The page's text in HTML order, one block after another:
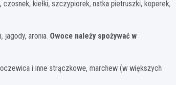
kiełki, szczypiorek, natka pietruszki, koperek,
jagody, aronia. Owoce należy spożywać w
i inne strączkowe, marchew (w większych